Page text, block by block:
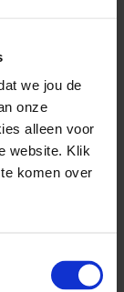
we jou de
onze
alleen voor
website. Klik
komen over